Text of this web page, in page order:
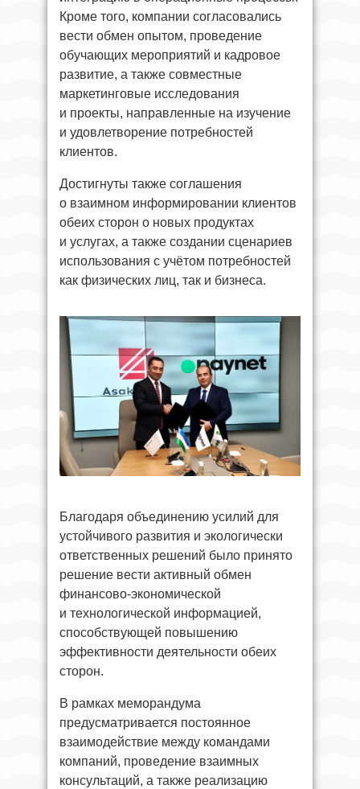
Кроме того, компании согласовались
вести обмен опытом, проведение
обучающих мероприятий и кадровое
развитие, а также совместные
маркетинговые исследования
и проекты, направленные на изучение
и удовлетворение потребностей
клиентов.
Достигнуты также соглашения
о взаимном информировании клиентов
обеих сторон о новых продуктах
и услугах, а также создании сценариев
использования с учётом потребностей
как физических лиц, так и бизнеса.
Благодаря объединению усилий для
устойчивого развития и экологически
ответственных решений было принято
решение вести активный обмен
финансово-экономической
и технологической информацией,
способствующей повышению
эффективности деятельности обеих
сторон.
В рамках меморандума
предусматривается постоянное
взаимодействие между командами
компаний, проведение взаимных
консультаций, а также реализацию